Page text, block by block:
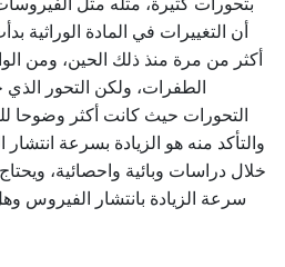
أن التغييرات في المادة الوراثية
أكثر من مرة منذ ذلك الحين، ومن
الطفرات، ولكن التحور
التحورات حيث كانت أكثر وضوحا
والتأكد منه هو الزيادة بسرعة
خلال دراسات وبائية واحصائية،
سرعة الزيادة بانتشار الفيروس